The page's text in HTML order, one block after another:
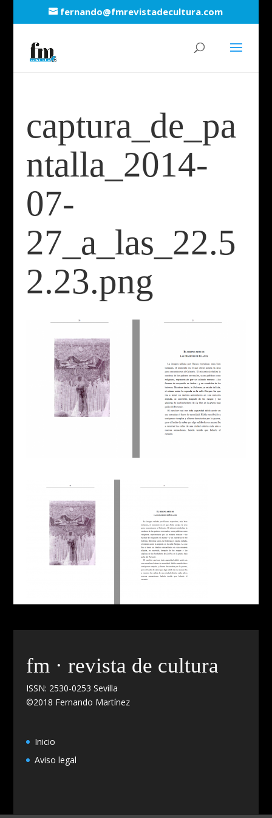
fernando@fmrevistadecultura.com
captura_de_pa
ntalla_2014-
07-
27_a_las_22.5
2.23.png
fm · revista de cultura
ISSN: 2530-0253 Sevilla
©2018 Fernando Martínez
Inicio
Aviso legal